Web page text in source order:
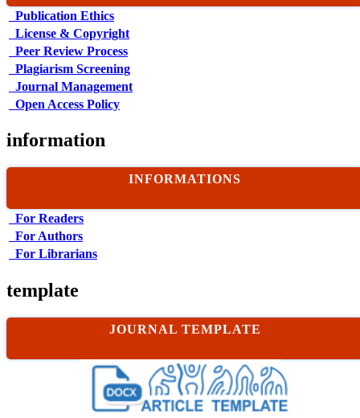
Publication Ethics
License & Copyright
Peer Review Process
Plagiarism Screening
Journal Management
Open Access Policy
information
INFORMATIONS
For Readers
For Authors
For Librarians
template
JOURNAL TEMPLATE